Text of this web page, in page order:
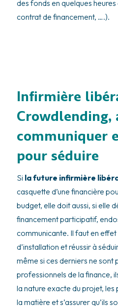
des fonds en quelques
contrat de financement, ….).
Infirmière
Crowdlending,
communiquer
pour séduire
Si la future infirmière
casquette d’une financière
budget, elle doit aussi, si elle
financement participatif,
communicante. Il faut en
d’installation et réussir à
même si ces derniers ne sont
professionnels de la finance,
la nature exacte du projet, les
la matière et s’assurer qu’ils